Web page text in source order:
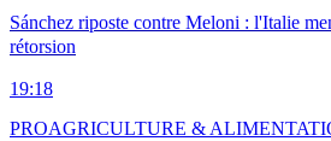
Sánchez riposte contre Meloni : l'Italie
rétorsion
19:18
PROAGRICULTURE &